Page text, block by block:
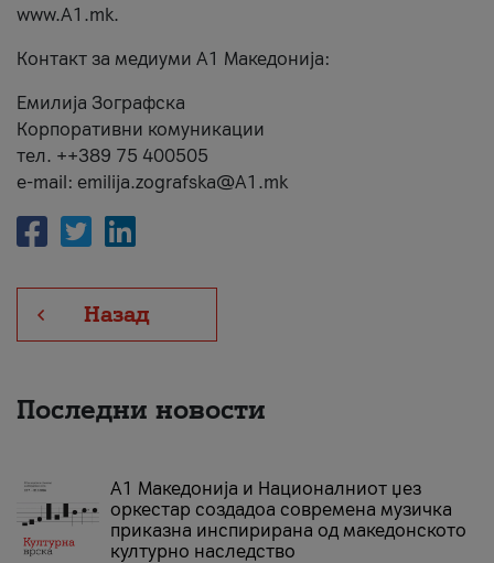
www.А1.mk.
Контакт за медиуми А1 Македонија:
Емилија Зографска
Корпоративни комуникации
тел. ++389 75 400505
e-mail: emilija.zografska@A1.mk
Назад
Последни новости
А1 Македонија и Националниот џез
оркестар создадоа современа музичка
приказна инспирирана од македонското
културно наследство